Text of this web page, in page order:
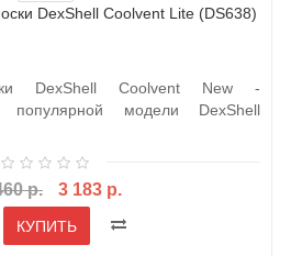
DexShell Coolvent Lite (DS638)
DexShell Coolvent New -
популярной модели DexShell
р. 3 183 р.
КУПИТЬ